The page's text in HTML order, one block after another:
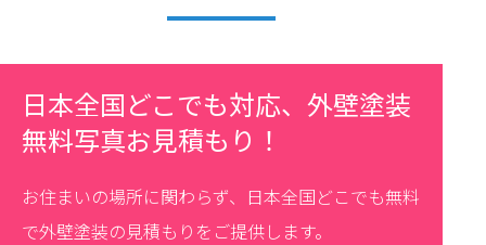
日本全国どこでも対応、外壁塗装
無料写真お見積もり！
お住まいの場所に関わらず、日本全国どこでも無料
で外壁塗装の見積もりをご提供します。